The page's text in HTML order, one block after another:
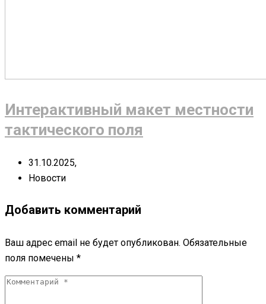
Интерактивный макет местности
тактического поля
31.10.2025,
Новости
Добавить комментарий
Ваш адрес email не будет опубликован. Обязательные
поля помечены *